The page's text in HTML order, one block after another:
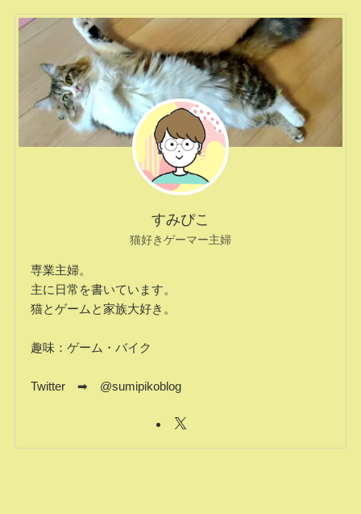
すみぴこ
猫好きゲーマー主婦
専業主婦。
主に日常を書いています。
猫とゲームと家族大好き。
趣味：ゲーム・バイク
Twitter ➡ @sumipikoblog